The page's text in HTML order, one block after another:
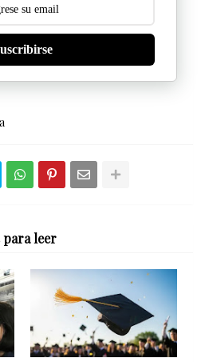
para leer